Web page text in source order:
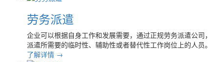
劳务派遣
企业可以根据自身工作和发展需要，通过正规劳务派遣公司，
派遣所需要的临时性、辅助性或者替代性工作岗位上的人员。
了解详情 →